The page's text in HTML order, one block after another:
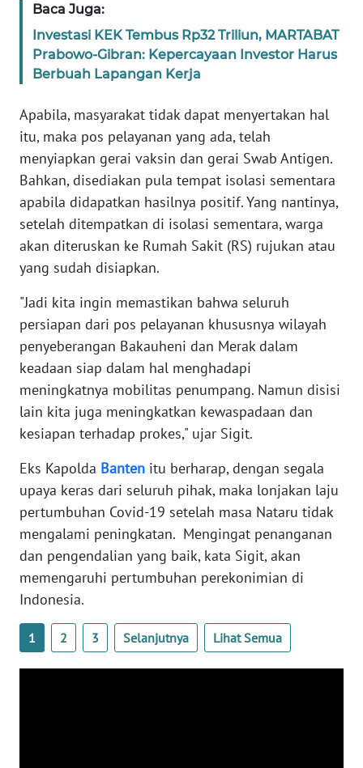
Baca Juga:
Investasi KEK Tembus Rp32 Triliun, MARTABAT
Prabowo-Gibran: Kepercayaan Investor Harus
Berbuah Lapangan Kerja
Apabila, masyarakat tidak dapat menyertakan hal
itu, maka pos pelayanan yang ada, telah
menyiapkan gerai vaksin dan gerai Swab Antigen.
Bahkan, disediakan pula tempat isolasi sementara
apabila didapatkan hasilnya positif. Yang nantinya,
setelah ditempatkan di isolasi sementara, warga
akan diteruskan ke Rumah Sakit (RS) rujukan atau
yang sudah disiapkan.
"Jadi kita ingin memastikan bahwa seluruh
persiapan dari pos pelayanan khususnya wilayah
penyeberangan Bakauheni dan Merak dalam
keadaan siap dalam hal menghadapi
meningkatnya mobilitas penumpang. Namun disisi
lain kita juga meningkatkan kewaspadaan dan
kesiapan terhadap prokes," ujar Sigit.
Eks Kapolda Banten itu berharap, dengan segala
upaya keras dari seluruh pihak, maka lonjakan laju
pertumbuhan Covid-19 setelah masa Nataru tidak
mengalami peningkatan. Mengingat penanganan
dan pengendalian yang baik, kata Sigit, akan
memengaruhi pertumbuhan perekonimian di
Indonesia.
1 2 3 Selanjutnya Lihat Semua
SULBAR
WN
WN
SUMBAR
WN
SUMSEL
BENGKULU
WN
LAMPUNG
WN
JATENG
WN
WN
JOGJA
WN
JATIM
WN
BALI